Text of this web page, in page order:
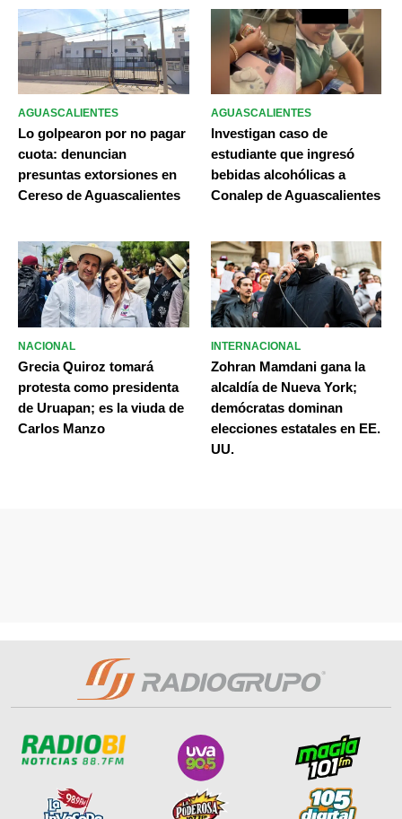
AGUASCALIENTES
Lo golpearon por no pagar
cuota: denuncian
presuntas extorsiones en
Cereso de Aguascalientes
AGUASCALIENTES
Investigan caso de
estudiante que ingresó
bebidas alcohólicas a
Conalep de Aguascalientes
NACIONAL
Grecia Quiroz tomará
protesta como presidenta
de Uruapan; es la viuda de
Carlos Manzo
INTERNACIONAL
Zohran Mamdani gana la
alcaldía de Nueva York;
demócratas dominan
elecciones estatales en EE.
UU.